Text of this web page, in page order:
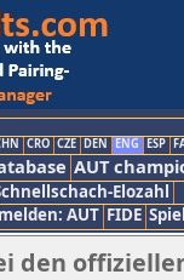
CRO CZE DEN ENG ESP
AUT
Elozahl
AUT FIDE
den